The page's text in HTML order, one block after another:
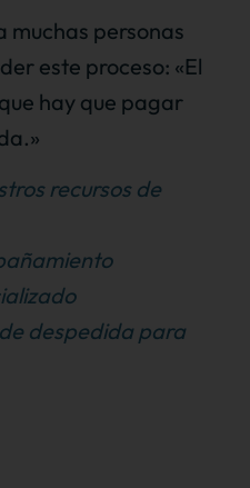
muchas personas
este proceso: «El
hay que pagar
recursos de
despedida para